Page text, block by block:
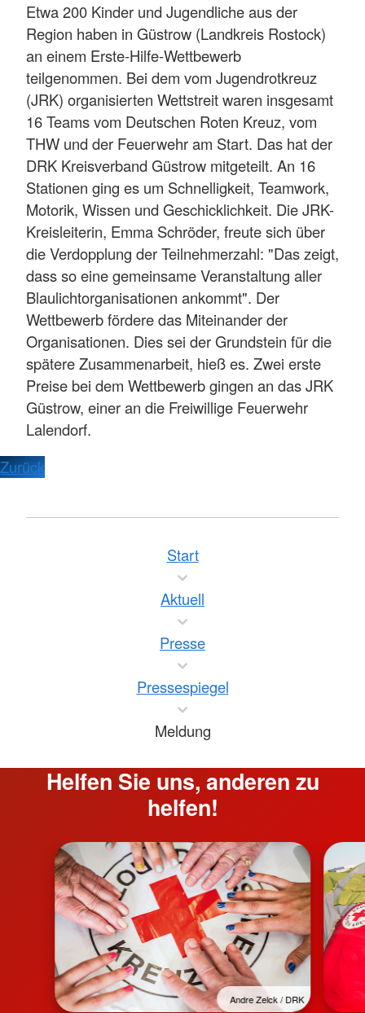
Etwa 200 Kinder und Jugendliche aus der
Region haben in Güstrow (Landkreis Rostock)
an einem Erste-Hilfe-Wettbewerb
teilgenommen. Bei dem vom Jugendrotkreuz
(JRK) organisierten Wettstreit waren insgesamt
16 Teams vom Deutschen Roten Kreuz, vom
THW und der Feuerwehr am Start. Das hat der
DRK Kreisverband Güstrow mitgeteilt. An 16
Stationen ging es um Schnelligkeit, Teamwork,
Motorik, Wissen und Geschicklichkeit. Die JRK-
Kreisleiterin, Emma Schröder, freute sich über
die Verdopplung der Teilnehmerzahl: "Das zeigt,
dass so eine gemeinsame Veranstaltung aller
Blaulichtorganisationen ankommt". Der
Wettbewerb fördere das Miteinander der
Organisationen. Dies sei der Grundstein für die
spätere Zusammenarbeit, hieß es. Zwei erste
Preise bei dem Wettbewerb gingen an das JRK
Güstrow, einer an die Freiwillige Feuerwehr
Lalendorf.
Zurück
Start
Aktuell
Presse
Pressespiegel
Meldung
Helfen Sie uns, anderen zu
helfen!
Andre Zelck / DRK